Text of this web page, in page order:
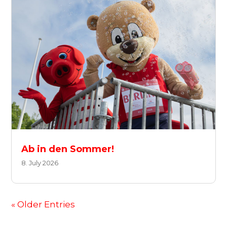
Ab in den Sommer!
8. July 2026
« Older Entries